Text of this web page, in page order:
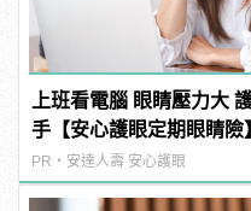
上班看電腦 眼睛壓力大
手【安心護眼定期眼睛險
PR・安達人壽 安心護眼